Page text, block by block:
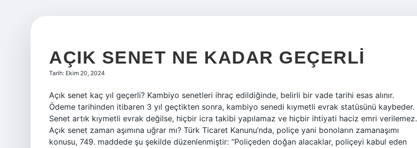
AÇIK SENET NE KADAR GEÇERLI
Tarih: Ekim 20, 2024
Açık senet kaç yıl geçerli? Kambiyo senetleri ihraç edildiğinde, belirli bir vade tarihi esas alınır.
Ödeme tarihinden itibaren 3 yıl geçtikten sonra, kambiyo senedi kıymetli evrak statüsünü kaybeder.
Senet artık kıymetli evrak değilse, hiçbir icra takibi yapılamaz ve hiçbir ihtiyati haciz emri verilemez.
Açık senet zaman aşımına uğrar mı? Türk Ticaret Kanunu’nda, poliçe yani bonoların zamanaşımı
konusu, 749. maddede şu şekilde düzenlenmiştir: “Poliçeden doğan alacaklar, poliçeyi kabul eden